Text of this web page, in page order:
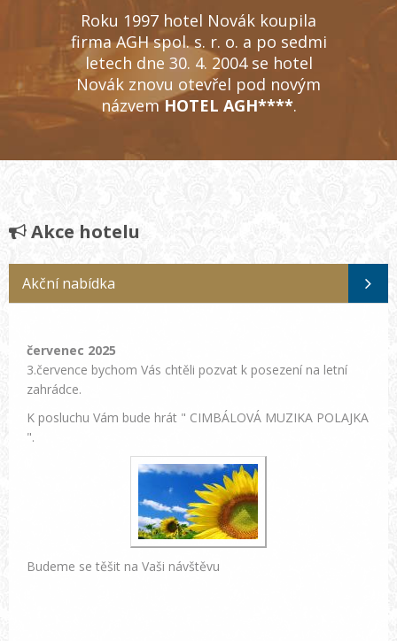
Roku 1997 hotel Novák koupila
firma AGH spol. s. r. o. a po sedmi
letech dne 30. 4. 2004 se hotel
Novák znovu otevřel pod novým
názvemHOTEL AGH****.
Akce hotelu
Akční nabídka
červenec 2025
3.července bychom Vás chtěli pozvat k posezení na letní
zahrádce.
K posluchu Vám bude hrát " CIMBÁLOVÁ MUZIKA POLAJKA
".
Budeme se těšit na Vaši návštěvu